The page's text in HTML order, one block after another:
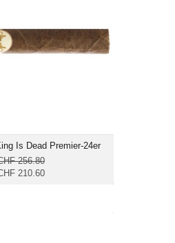
Is Dead Premier-24er
256.80
210.60
Ringmass: 50
Länge: 14